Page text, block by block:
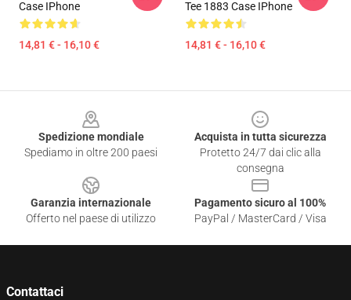
Case IPhone
14,81 € - 16,10 €
Tee 1883 Case IPhone
14,81 € - 16,10 €
Spedizione mondiale
Spediamo in oltre 200 paesi
Acquista in tutta sicurezza
Protetto 24/7 dai clic alla
consegna
Garanzia internazionale
Offerto nel paese di utilizzo
Pagamento sicuro al 100%
PayPal / MasterCard / Visa
Contattaci